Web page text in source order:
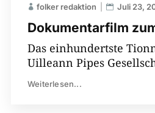
Dokumentarfilm
folker redaktion Juli 23,
Das einhundertste
Uilleann Pipes
Weiterlesen...